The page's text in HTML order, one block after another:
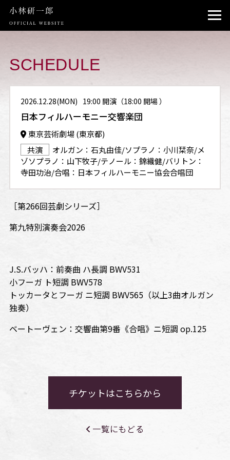
TOP
SCHEDULE
CONTACT
SCHEDULE
2026.12.28(MON) 19:00 開演（18:00 開場 ）
日本フィルハーモニー交響楽団
東京芸術劇場 (東京都)
共演
オルガン：石丸由佳/ソプラノ：小川栞奈/メ
ゾソプラノ：山下牧子/テノール：錦織健/バリトン：
寺田功治/合唱：日本フィルハーモニー協会合唱団
［第266回芸劇シリーズ］
第九特別演奏会2026
J.S.バッハ：前奏曲 ハ長調 BWV531
小フーガ ト短調 BWV578
トッカータとフーガ ニ短調 BWV565（以上3曲オルガン
独奏）
ベートーヴェン：交響曲第9番《合唱》ニ短調 op.125
チケットはこちらから
一覧にもどる